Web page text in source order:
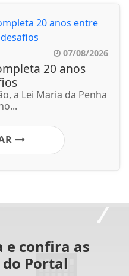
07/08/2026
20 anos
a Lei Maria da Penha
e confira as
Portal